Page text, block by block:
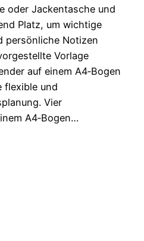
oder Jackentasche und
Platz, um wichtige
persönliche Notizen
Vorlage
auf einem A4‑Bogen
flexible und
Vier
A4‑Bogen…